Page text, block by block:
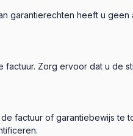
garantierechten heeft u
Zorg ervoor dat u de
factuur of garantiebewijs te